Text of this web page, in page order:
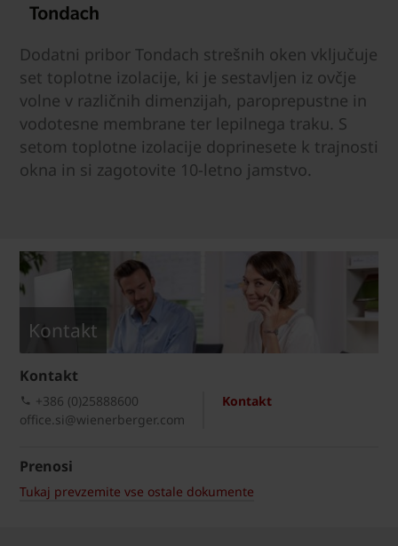
Dodatni pribor Tondach strešnih oken vključuje
set toplotne izolacije, ki je sestavljen iz ovčje
volne v različnih dimenzijah, paroprepustne in
vodotesne membrane ter lepilnega traku. S
setom toplotne izolacije doprinesete k trajnosti
okna in si zagotovite 10-letno jamstvo.
Kontakt
Kontakt
Kontakt
+386 (0)25888600
office.si@wienerberger.com
Prenosi
Tukaj prevzemite vse ostale dokumente